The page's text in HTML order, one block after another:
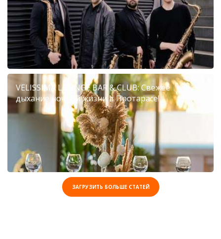
VELISSIMA LOUNGE BAR & CLUB: Свежее
дыхание ночной жизни в Протарасе!
ЗАГРУЗИТЬ БОЛЬШЕ СТАТЕЙ